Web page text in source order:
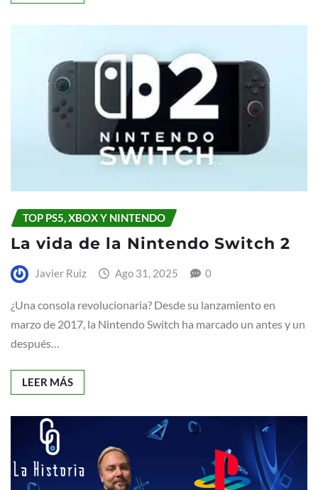
TOP PS5, XBOX Y NINTENDO
La vida de la Nintendo Switch 2
Javier Ruiz Ago 31, 2025 0
¿Una consola revolucionaria? Desde su lanzamiento en
marzo de 2017, la Nintendo Switch ha marcado un antes y un
después…
LEER MÁS